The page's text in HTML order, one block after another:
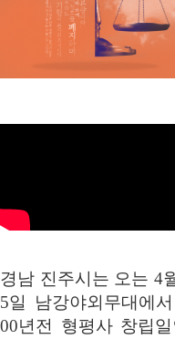
경남 진주시는 오는 4
5일 남강야외무대에서
00년전 형평사 창립일